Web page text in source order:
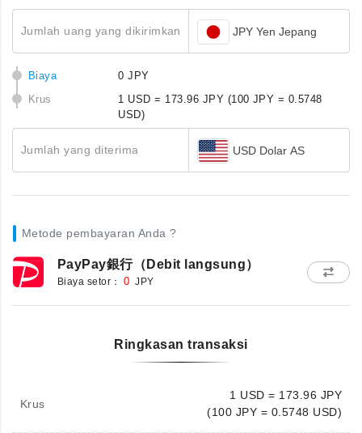
Jumlah uang yang dikirimkan JPY Yen Jepang
Biaya
0 JPY
Krus
1 USD = 173.96 JPY (100 JPY = 0.5748
USD)
Jumlah yang diterima USD Dolar AS
Metode pembayaran Anda ?
PayPay銀行（Debit langsung）
Biaya setor： 0 JPY
Ringkasan transaksi
Krus
1 USD = 173.96 JPY
(100 JPY = 0.5748 USD)